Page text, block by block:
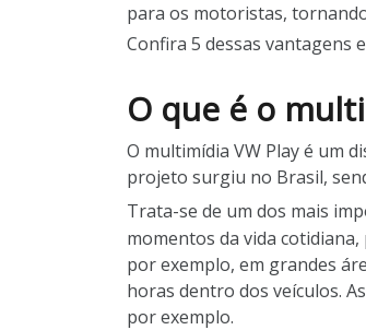
para os motoristas,
Confira 5 dessas vantagens
O que é o
O multimídia VW Play é um
projeto surgiu no Brasil,
Trata-se de um dos mais
momentos da vida
por exemplo, em grandes
horas dentro dos veículos.
por exemplo.